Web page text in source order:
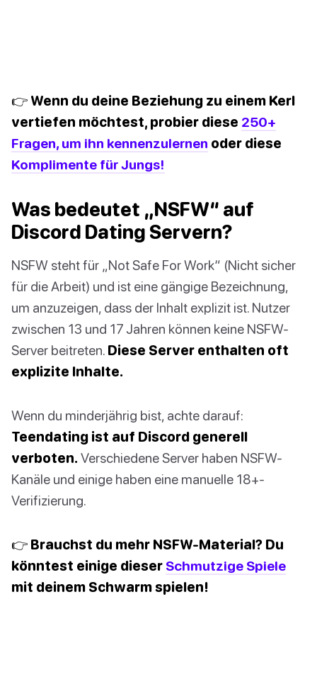
👉 Wenn du deine Beziehung zu einem Kerl
vertiefen möchtest, probier diese 250+
Fragen, um ihn kennenzulernen oder diese
Komplimente für Jungs!
Was bedeutet „NSFW“ auf
Discord Dating Servern?
NSFW steht für „Not Safe For Work“ (Nicht sicher
für die Arbeit) und ist eine gängige Bezeichnung,
um anzuzeigen, dass der Inhalt explizit ist. Nutzer
zwischen 13 und 17 Jahren können keine NSFW-
Server beitreten. Diese Server enthalten oft
explizite Inhalte.
Wenn du minderjährig bist, achte darauf:
Teendating ist auf Discord generell
verboten. Verschiedene Server haben NSFW-
Kanäle und einige haben eine manuelle 18+-
Verifizierung.
👉 Brauchst du mehr NSFW-Material? Du
könntest einige dieser Schmutzige Spiele
mit deinem Schwarm spielen!